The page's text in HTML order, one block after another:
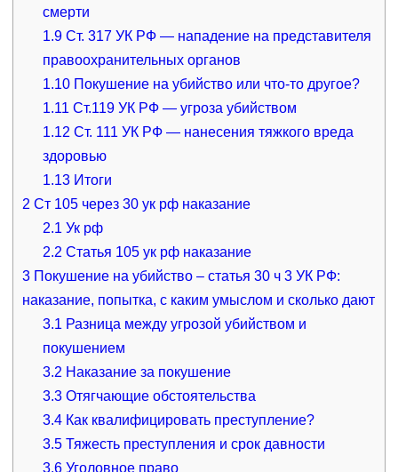
смерти
1.9 Ст. 317 УК РФ — нападение на представителя
правоохранительных органов
1.10 Покушение на убийство или что-то другое?
1.11 Ст.119 УК РФ — угроза убийством
1.12 Ст. 111 УК РФ — нанесения тяжкого вреда
здоровью
1.13 Итоги
2 Ст 105 через 30 ук рф наказание
2.1 Ук рф
2.2 Статья 105 ук рф наказание
3Покушение на убийство – статья 30 ч 3 УК РФ:
наказание, попытка, с каким умыслом и сколько дают
3.1 Разница между угрозой убийством и
покушением
3.2 Наказание за покушение
3.3 Отягчающие обстоятельства
3.4 Как квалифицировать преступление?
3.5 Тяжесть преступления и срок давности
3.6 Уголовное право